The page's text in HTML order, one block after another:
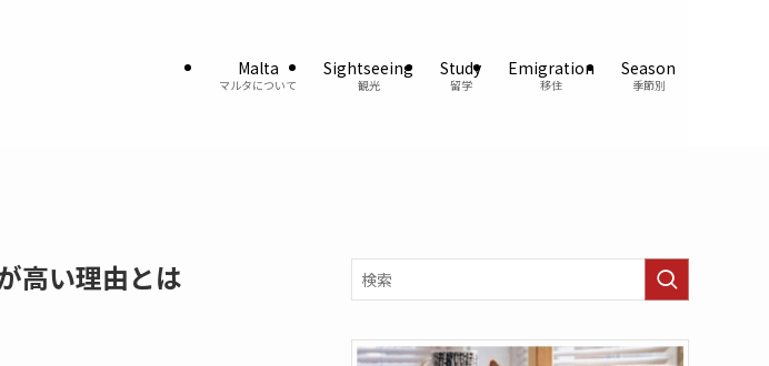
Malta
マルタについて
Sightseeing
観光
Study
留学
Emigration
移住
Season
季節別
高い理由とは